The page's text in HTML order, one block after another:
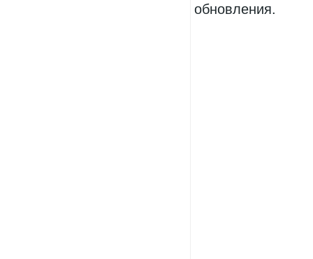
обновления.